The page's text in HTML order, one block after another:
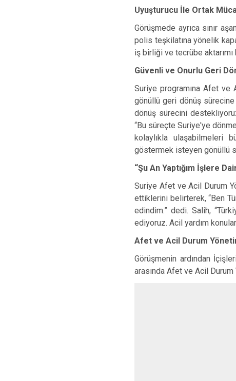
Uyuşturucu İle Ortak
Görüşmede ayrıca sınır
polis teşkilatına yönelik
iş birliği ve tecrübe aktarımı
Güvenli ve Onurlu Geri
Suriye programına Afet ve
gönüllü geri dönüş
dönüş sürecini
“Bu süreçte Suriye'ye
kolaylıkla ulaşabilmeleri
göstermek isteyen gönüllü
“Şu An Yaptığım İşlere
Suriye Afet ve Acil Durum
ettiklerini belirterek, “Ben
edindim.” dedi. Salih,
ediyoruz. Acil yardım
Afet ve Acil Durum
Görüşmenin ardından
arasında Afet ve Acil